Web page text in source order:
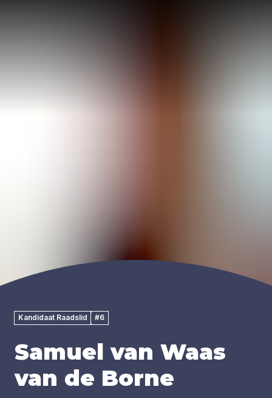
Kandidaat Raadslid #6
Samuel van Waas
van de Borne